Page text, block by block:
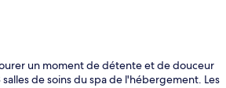
un moment de détente et de douceur
salles de soins du spa de l'hébergement. Les